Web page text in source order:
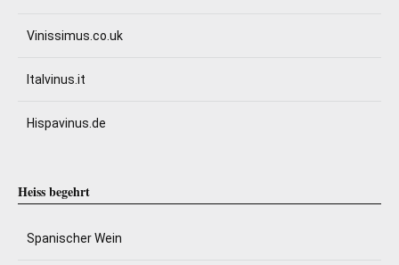
Vinissimus.co.uk
Italvinus.it
Hispavinus.de
Heiss begehrt
Spanischer Wein